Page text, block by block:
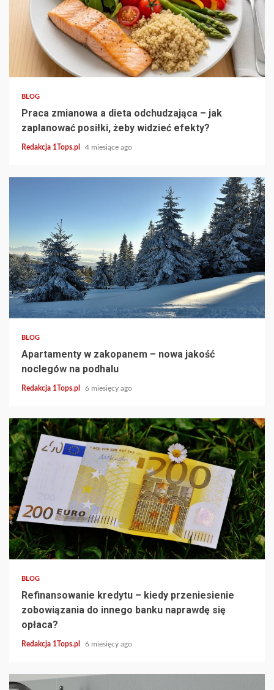
3 min read
BLOG
Praca zmianowa a dieta odchudzająca – jak
zaplanować posiłki, żeby widzieć efekty?
Redakcja 1Tops.pl 4 miesiące ago
3 min read
BLOG
Apartamenty w zakopanem – nowa jakość
noclegów na podhalu
Redakcja 1Tops.pl 6 miesięcy ago
4 min read
BLOG
Refinansowanie kredytu – kiedy przeniesienie
zobowiązania do innego banku naprawdę się
opłaca?
Redakcja 1Tops.pl 6 miesięcy ago